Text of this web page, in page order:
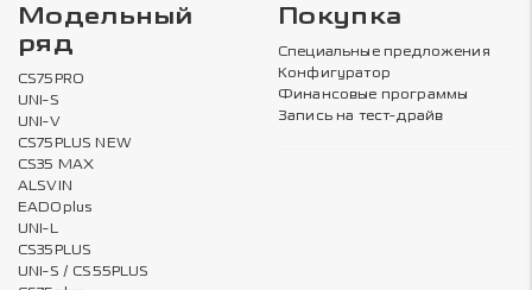
Модельный
ряд
CS75PRO
UNI-S
UNI-V
CS75PLUS NEW
CS35 MAX
ALSVIN
EADOplus
UNI-L
CS35PLUS
UNI-S / CS55PLUS
Покупка
Специальные предложения
Конфигуратор
Финансовые программы
Запись на тест-драйв